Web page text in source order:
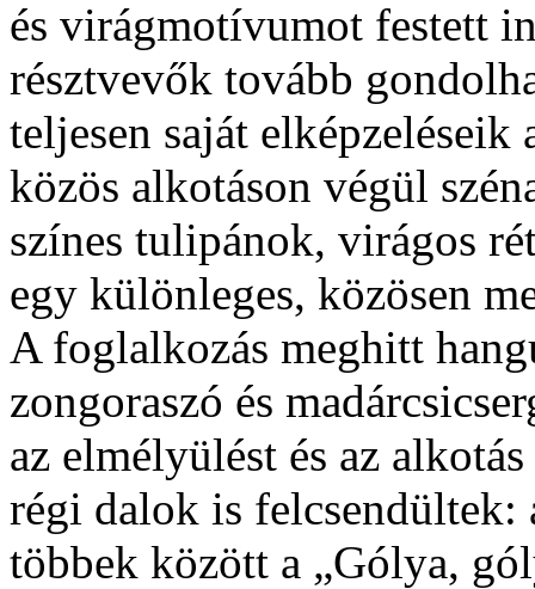
és virágmotívumot festett
résztvevők tovább
teljesen saját
közös alkotáson végül
színes tulipánok, virágos
egy különleges, közösen
A foglalkozás meghitt
zongoraszó és
az elmélyülést és az
régi dalok is felcsendültek:
többek között a „Gólya,